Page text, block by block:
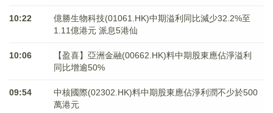
10:22
億勝生物科技(01061.HK)中期溢利同比減少32.2%至
1.11億港元 派息5港仙
10:06
【盈喜】亞洲金融(00662.HK)料中期股東應佔淨溢利
同比增逾50%
09:54
中核國際(02302.HK)料中期股東應佔淨利潤不少於500
萬港元